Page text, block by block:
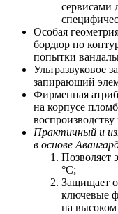
сервисами
Особая
бордюр по
попытки
Ультразвуковое
запирающий
Фирменная
на корпусе
Практичный и
в основе
Позволяет э
°С;
Защищает
ключевые
на высоком